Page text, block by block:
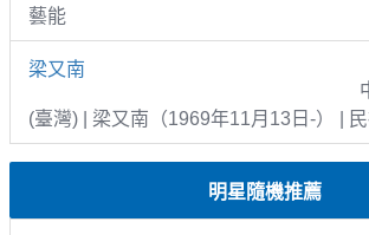
藝能
梁又南
(臺灣) | 梁又南（1969年11月13日-） |
明星隨機推薦